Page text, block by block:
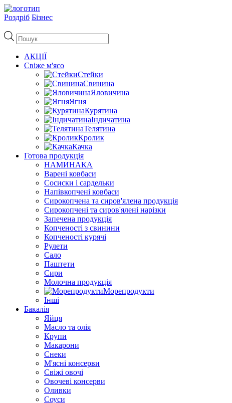
Роздріб Бізнес
Пошук
товарів
АКЦІЇ
Свіже м'ясо
Стейки
Свинина
Яловичина
Ягня
Курятина
Індичатина
Телятина
Кролик
Качка
Готова продукція
НАМИНАКА
Варені ковбаси
Сосиски і сардельки
Напівкопчені ковбаси
Сирокопчена та сиров'ялена продукція
Сирокопчені та сиров'ялені нарізки
Запечена продукція
Копченості з свинини
Копченості курячі
Рулети
Сало
Паштети
Сири
Молочна продукція
Морепродукти
Інші
Бакалія
Яйця
Масло та олія
Крупи
Макарони
Снеки
М'ясні консерви
Свіжі овочі
Овочеві консерви
Оливки
Соуси